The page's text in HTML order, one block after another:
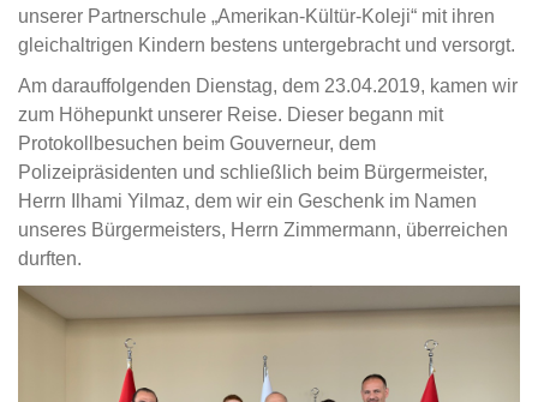
unserer Partnerschule „Amerikan-Kültür-Koleji“ mit ihren
gleichaltrigen Kindern bestens untergebracht und versorgt.
Am darauffolgenden Dienstag, dem 23.04.2019, kamen wir
zum Höhepunkt unserer Reise. Dieser begann mit
Protokollbesuchen beim Gouverneur, dem
Polizeipräsidenten und schließlich beim Bürgermeister,
Herrn Ilhami Yilmaz, dem wir ein Geschenk im Namen
unseres Bürgermeisters, Herrn Zimmermann, überreichen
durften.